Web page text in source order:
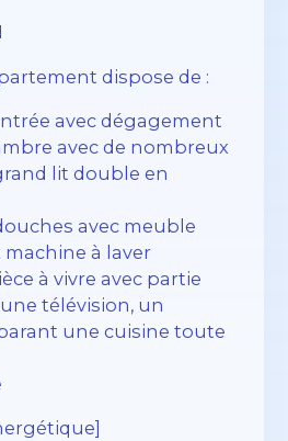
dispose de :
avec dégagement
avec de nombreux
lit double en
avec meuble
à laver
à vivre avec partie
télévision, un
une cuisine toute